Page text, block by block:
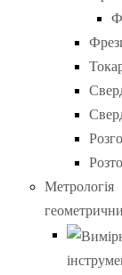
Метрологія